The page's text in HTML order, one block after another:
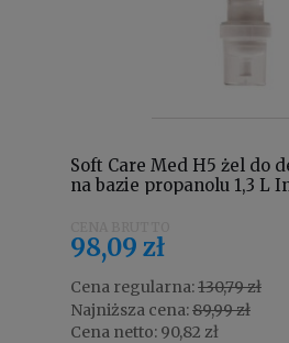
Soft Care Med H5 żel do
na bazie propanolu 1,3 L
98,09 zł
Cena regularna:130,79 zł
Najniższa cena:89,99 zł
Cena netto: 90,82 zł